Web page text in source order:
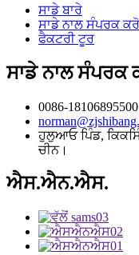
ਸਾਡੇ ਬਾਰੇ
ਸਾਡੇ ਨਾਲ ਸੰਪਰਕ ਕਰੋ
ਫੈਕਟਰੀ ਟੂਰ
ਸਾਡੇ ਨਾਲ ਸੰਪਰਕ
0086-18106895500
ਹੁਲੁਆਓ ਪਿੰਡ,
ਚੀਨ।
ਐਸ.ਐਨ.ਐਸ.